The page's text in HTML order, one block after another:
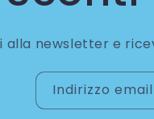
alla newsletter e
Indirizzo email